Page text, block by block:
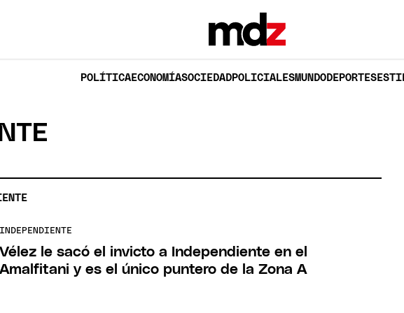
POLÍTICAECONOMÍASOCIEDADPOLICIALESMUNDODEPORTES
INDEPENDIENTE
Vélez le sacó el invicto a Independiente en el
Amalfitani y es el único puntero de la Zona A